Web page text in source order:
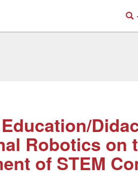
Robotics on
of STEM